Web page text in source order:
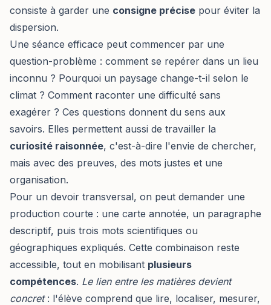
consiste à garder une consigne précise pour éviter la
dispersion.
Une séance efficace peut commencer par une
question-problème : comment se repérer dans un lieu
inconnu ? Pourquoi un paysage change-t-il selon le
climat ? Comment raconter une difficulté sans
exagérer ? Ces questions donnent du sens aux
savoirs. Elles permettent aussi de travailler la
curiosité raisonnée, c'est-à-dire l'envie de chercher,
mais avec des preuves, des mots justes et une
organisation.
Pour un devoir transversal, on peut demander une
production courte : une carte annotée, un paragraphe
descriptif, puis trois mots scientifiques ou
géographiques expliqués. Cette combinaison reste
accessible, tout en mobilisant plusieurs
compétences. Le lien entre les matières devient
concret: l'élève comprend que lire, localiser, mesurer,